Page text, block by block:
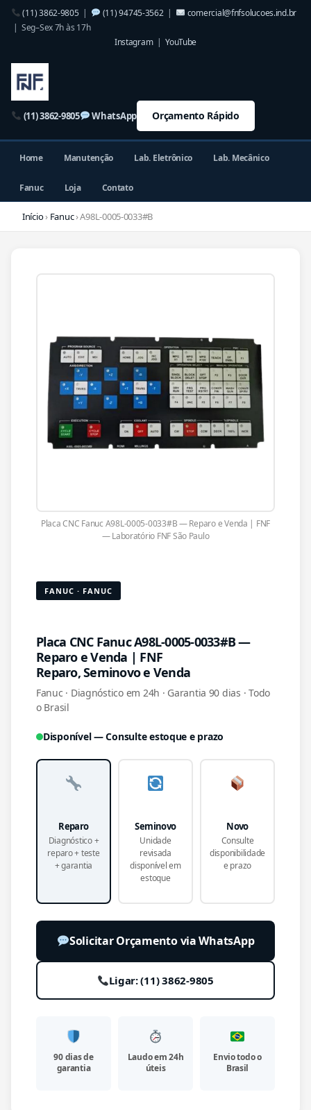
(11) 3862-9805| (11) 94745-3562|
comercial@fnfsolucoes.ind.br
| Seg–Sex 7h às 17h
Instagram|YouTube
(11) 3862-9805 WhatsApp Orçamento Rápido
Home Manutenção Lab. Eletrônico Lab. Mecânico
Fanuc Loja Contato
Início› Fanuc› A98L-0005-0033#B
Placa CNC Fanuc A98L-0005-0033#B — Reparo e Venda | FNF
— Laboratório FNF São Paulo
FANUC · FANUC
Placa CNC Fanuc A98L-0005-0033#B —
Reparo e Venda | FNF
Reparo, Seminovo e Venda
Fanuc · Diagnóstico em 24h · Garantia 90 dias · Todo
o Brasil
Disponível — Consulte estoque e prazo
Reparo
Diagnóstico +
reparo + teste
+ garantia
Seminovo
Unidade
revisada
disponível em
estoque
Novo
Consulte
disponibilidade
e prazo
Solicitar Orçamento via WhatsApp
Ligar: (11) 3862-9805
90 dias de
garantia
Laudo em 24h
úteis
Envio todo o
Brasil